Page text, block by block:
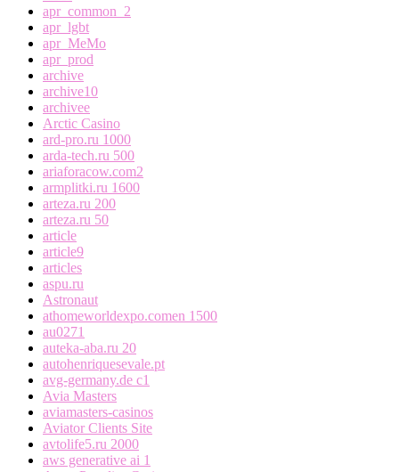
apr_common_2
apr_lgbt
apr_MeMo
apr_prod
archive
archive10
archivee
Arctic Casino
ard-pro.ru 1000
arda-tech.ru 500
ariaforacow.com2
armplitki.ru 1600
arteza.ru 200
arteza.ru 50
article
article9
articles
aspu.ru
Astronaut
athomeworldexpo.comen 1500
au0271
auteka-aba.ru 20
autohenriquesevale.pt
avg-germany.de c1
Avia Masters
aviamasters-casinos
Aviator Clients Site
avtolife5.ru 2000
aws generative ai 1